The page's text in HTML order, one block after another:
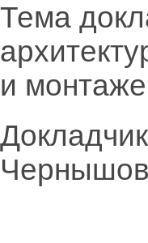
Тема
и
Чернышов